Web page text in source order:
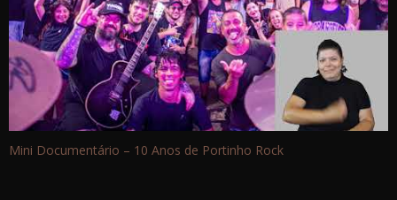
Mini Documentário – 10 Anos de Portinho Rock